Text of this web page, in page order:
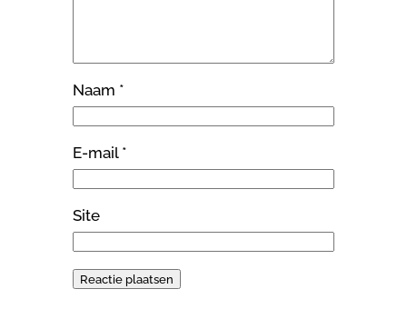
Naam *
E-mail *
Site